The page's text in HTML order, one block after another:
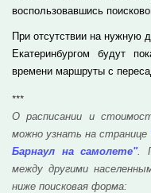
воспользовавшись
При отсутствии на нужную
Екатеринбургом будут
времени маршруты с
***
О расписании и
можно узнать на странице
Барнаул на самолете".
между другими
ниже поисковая форма: